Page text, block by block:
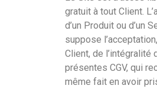
gratuit à tout Client.
d’un Produit ou d’un
suppose
Client, de l’intégralité
présentes CGV, qui
même fait en avoir